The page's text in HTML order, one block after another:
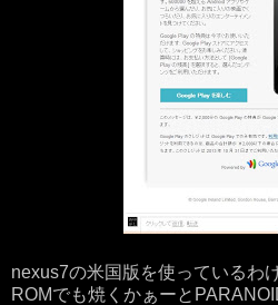
nexus7の米国版を使っているわ
ROMでも焼くかぁーと